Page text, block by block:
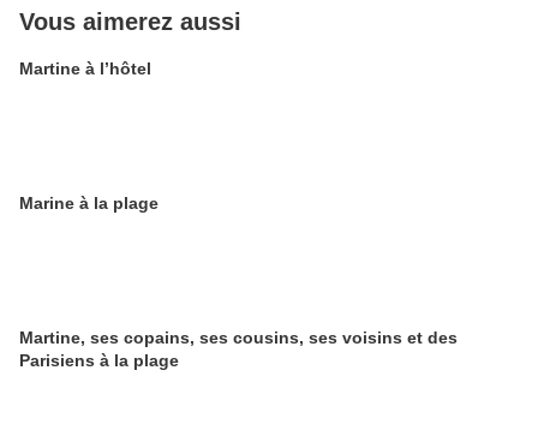
Vous aimerez aussi
Martine à l’hôtel
Marine à la plage
Martine, ses copains, ses cousins, ses voisins et des
Parisiens à la plage